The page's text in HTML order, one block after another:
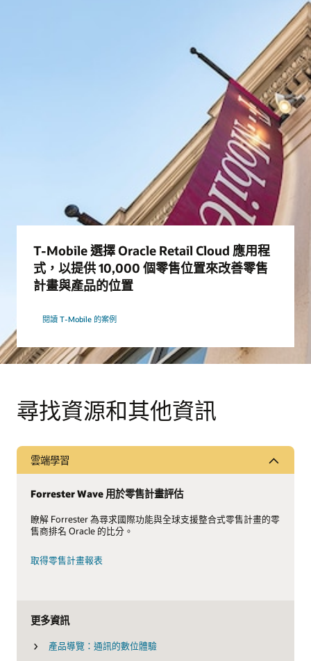
T-Mobile 選擇 Oracle Retail Cloud 應用程
式，以提供 10,000 個零售位置來改善零售
計畫與產品的位置
閱讀 T-Mobile 的案例
尋找資源和其他資訊
雲端學習
Forrester Wave 用於零售計畫評估
瞭解 Forrester 為尋求國際功能與全球支援整合式零售計畫的零
售商排名 Oracle 的比分。
取得零售計畫報表
更多資訊
產品導覽：通訊的數位體驗